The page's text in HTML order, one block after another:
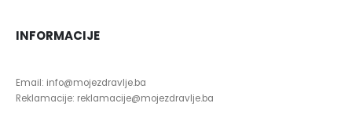
INFORMACIJE
Email: info@mojezdravlje.ba
Reklamacije: reklamacije@mojezdravlje.ba